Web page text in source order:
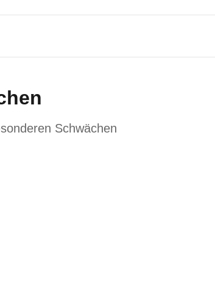
Schwächen